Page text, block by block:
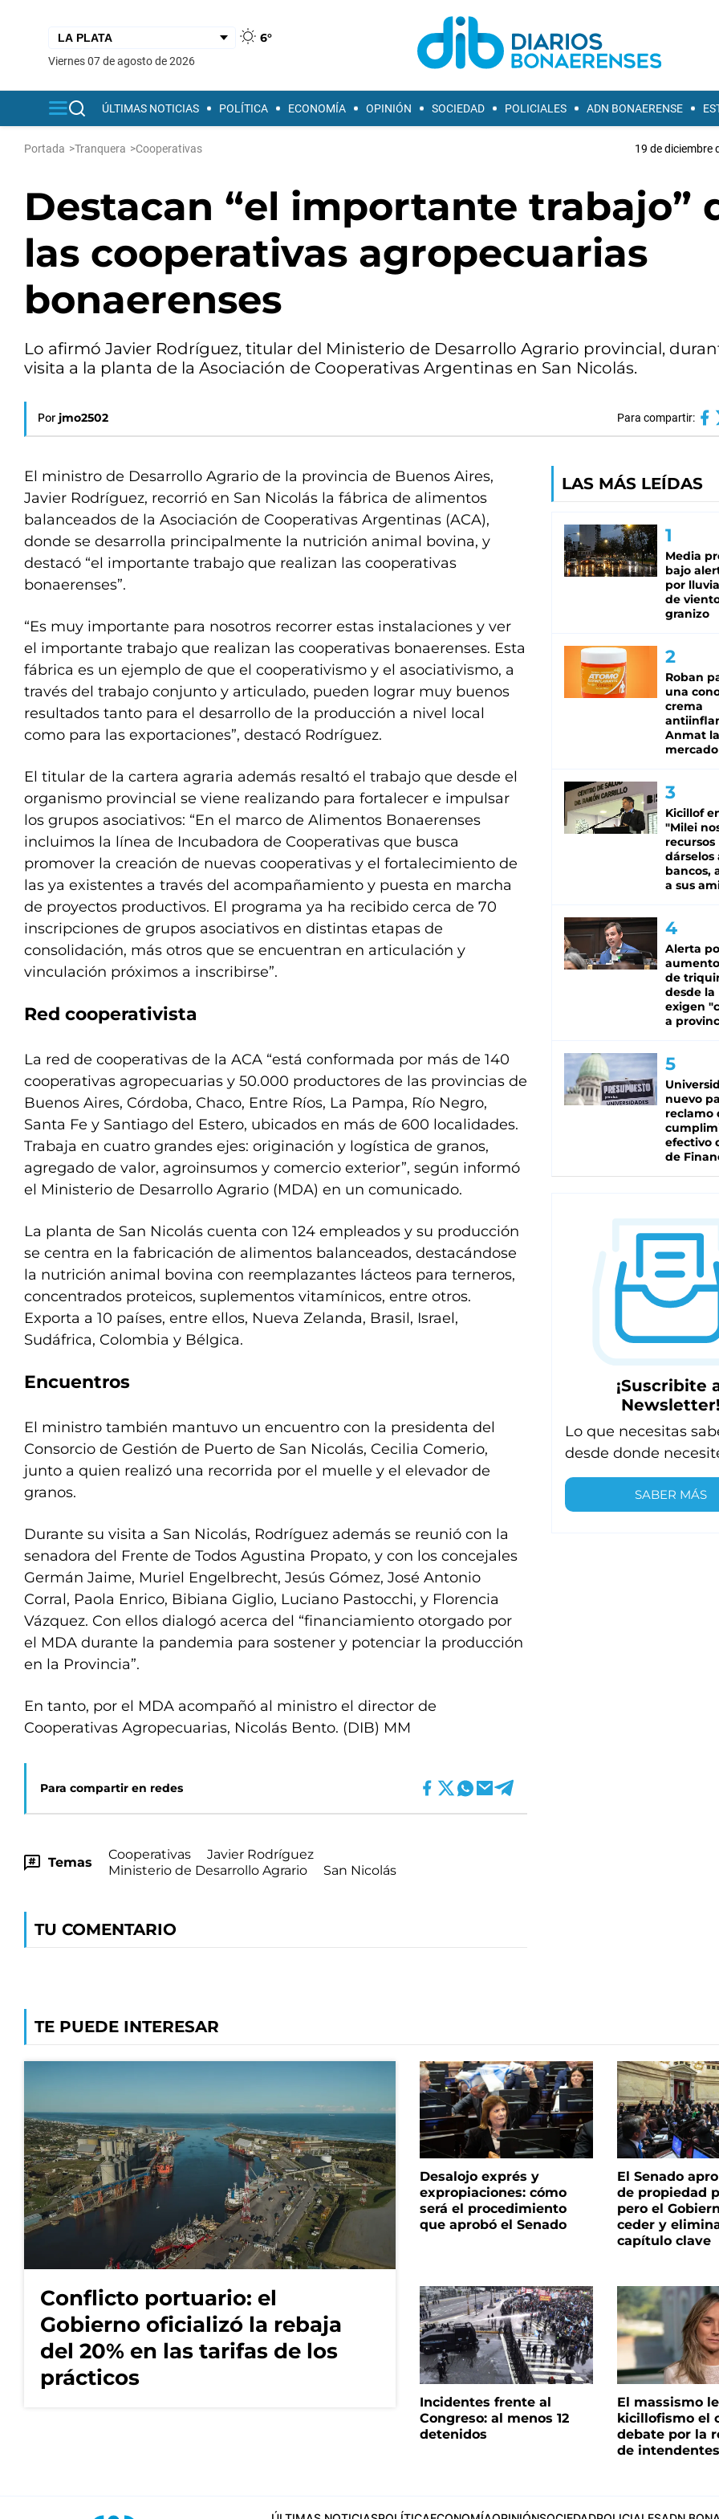
6°
viernes 07 de agosto de 2026
ÚLTIMAS NOTICIAS POLÍTICA ECONOMÍA OPINIÓN SOCIEDAD POLICIALES ADN BONAERENSE
Portada >Tranquera >Cooperativas 19 de diciembre
Destacan “el importante trabajo”
las cooperativas agropecuarias
bonaerenses
Lo afirmó Javier Rodríguez, titular del Ministerio de Desarrollo Agrario provincial,
visita a la planta de la Asociación de Cooperativas Argentinas en San Nicolás.
Por jmo2502 Para compartir:
El ministro de Desarrollo Agrario de la provincia de Buenos Aires,
Javier Rodríguez, recorrió en San Nicolás la fábrica de alimentos
balanceados de la Asociación de Cooperativas Argentinas (ACA),
donde se desarrolla principalmente la nutrición animal bovina, y
destacó “el importante trabajo que realizan las cooperativas
bonaerenses”.
“Es muy importante para nosotros recorrer estas instalaciones y ver
el importante trabajo que realizan las cooperativas bonaerenses. Esta
fábrica es un ejemplo de que el cooperativismo y el asociativismo, a
través del trabajo conjunto y articulado, pueden lograr muy buenos
resultados tanto para el desarrollo de la producción a nivel local
como para las exportaciones”, destacó Rodríguez.
El titular de la cartera agraria además resaltó el trabajo que desde el
organismo provincial se viene realizando para fortalecer e impulsar
los grupos asociativos: “En el marco de Alimentos Bonaerenses
incluimos la línea de Incubadora de Cooperativas que busca
promover la creación de nuevas cooperativas y el fortalecimiento de
las ya existentes a través del acompañamiento y puesta en marcha
de proyectos productivos. El programa ya ha recibido cerca de 70
inscripciones de grupos asociativos en distintas etapas de
consolidación, más otros que se encuentran en articulación y
vinculación próximos a inscribirse”.
Red cooperativista
La red de cooperativas de la ACA “está conformada por más de 140
cooperativas agropecuarias y 50.000 productores de las provincias de
Buenos Aires, Córdoba, Chaco, Entre Ríos, La Pampa, Río Negro,
Santa Fe y Santiago del Estero, ubicados en más de 600 localidades.
Trabaja en cuatro grandes ejes: originación y logística de granos,
agregado de valor, agroinsumos y comercio exterior”, según informó
el Ministerio de Desarrollo Agrario (MDA) en un comunicado.
La planta de San Nicolás cuenta con 124 empleados y su producción
se centra en la fabricación de alimentos balanceados, destacándose
la nutrición animal bovina con reemplazantes lácteos para terneros,
concentrados proteicos, suplementos vitamínicos, entre otros.
Exporta a 10 países, entre ellos, Nueva Zelanda, Brasil, Israel,
Sudáfrica, Colombia y Bélgica.
Encuentros
El ministro también mantuvo un encuentro con la presidenta del
Consorcio de Gestión de Puerto de San Nicolás, Cecilia Comerio,
junto a quien realizó una recorrida por el muelle y el elevador de
granos.
Durante su visita a San Nicolás, Rodríguez además se reunió con la
senadora del Frente de Todos Agustina Propato, y con los concejales
Germán Jaime, Muriel Engelbrecht, Jesús Gómez, José Antonio
Corral, Paola Enrico, Bibiana Giglio, Luciano Pastocchi, y Florencia
Vázquez. Con ellos dialogó acerca del “financiamiento otorgado por
el MDA durante la pandemia para sostener y potenciar la producción
en la Provincia”.
En tanto, por el MDA acompañó al ministro el director de
Cooperativas Agropecuarias, Nicolás Bento. (DIB) MM
Para compartir en redes
Temas
Cooperativas
Javier Rodríguez
Ministerio de Desarrollo Agrario
San Nicolás
TU COMENTARIO
LAS MÁS LEÍDAS
Media
bajo
por
de
granizo
Roban
una
crema
Anmat
mercado
Kicillof
"Milei
recursos
dárselos
bancos,
a sus
Alerta
de
desde la
exigen
a
nuevo
reclamo
efectivo
de
¡Suscribite
Lo que necesitas
desde donde
SABER MÁS
TE PUEDE INTERESAR
Conflicto portuario: el
Gobierno oficializó la rebaja
del 20% en las tarifas de los
prácticos
Desalojo exprés y
expropiaciones: cómo
será el procedimiento
que aprobó el Senado
El Senado
de propiedad
pero el
ceder y
capítulo clave
Incidentes frente al
Congreso: al menos 12
detenidos
El massismo
kicillofismo el
debate por la
de